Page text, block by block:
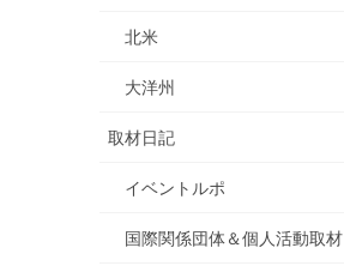
北米
大洋州
取材日記
イベントルポ
国際関係団体＆個人活動取材